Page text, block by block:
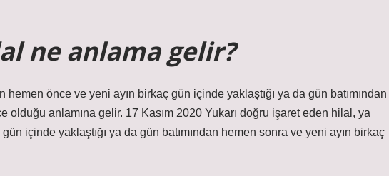
ne anlama gelir?
önce ve yeni ayın birkaç gün içinde yaklaştığı ya da gün batımından
olduğu anlamına gelir. 17 Kasım 2020 Yukarı doğru işaret eden hilal, ya
içinde yaklaştığı ya da gün batımından hemen sonra ve yeni ayın birkaç